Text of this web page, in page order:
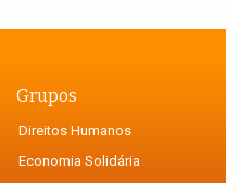
Grupos
Direitos Humanos
Economia Solidária